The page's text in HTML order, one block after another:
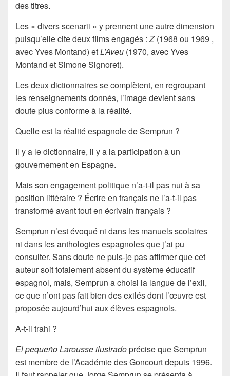
des titres.
Les « divers scenarii » y prennent une autre dimension
puisqu’elle cite deux films engagés :Z(1968 ou 1969 ,
avec Yves Montand) etL’Aveu (1970, avec Yves
Montand et Simone Signoret).
Les deux dictionnaires se complètent, en regroupant
les renseignements donnés, l’image devient sans
doute plus conforme à la réalité.
Quelle est la réalité espagnolede Semprun ?
Il y a le dictionnaire, il y a la participation à un
gouvernement en Espagne.
Mais son engagement politique n’a-t-il pas nui à sa
position littéraire ? Écrire en français ne l’a-t-il pas
transformé avant tout en écrivain français ?
Semprun n’est évoqué ni dans les manuels scolaires
ni dans les anthologies espagnoles que j’ai pu
consulter. Sans doute ne puis-je pas affirmer que cet
auteur soit totalement absent du système éducatif
espagnol, mais, Semprun a choisi la langue de l’exil,
ce que n’ont pas fait bien des exilés dont l’œuvre est
proposée aujourd’hui aux élèves espagnols.
A-t-il trahi ?
El pequeño Larousse ilustradoprécise que Semprun
est membre de l’Académie des Goncourtdepuis 1996.